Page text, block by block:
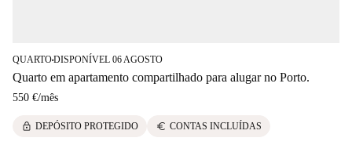
QUARTO■DISPONÍVEL 06 AGOSTO
Quarto em apartamento compartilhado para alugar no Porto.
550 €/mês
lock DEPÓSITO PROTEGIDO euro CONTAS INCLUÍDAS